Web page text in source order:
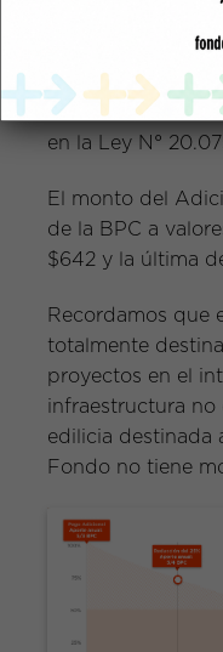
Adicional se
del año 2025 se
de acuerdo a las
en la Ley N°
El monto del
de la BPC a
$642 y la última
Recordamos que
totalmente
proyectos en el
infraestructura no
edilicia destinada
Fondo no tiene